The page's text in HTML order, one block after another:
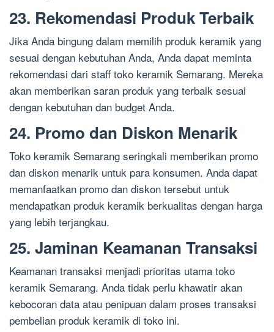
23. Rekomendasi Produk Terbaik
Jika Anda bingung dalam memilih produk keramik yang
sesuai dengan kebutuhan Anda, Anda dapat meminta
rekomendasi dari staff toko keramik Semarang. Mereka
akan memberikan saran produk yang terbaik sesuai
dengan kebutuhan dan budget Anda.
24. Promo dan Diskon Menarik
Toko keramik Semarang seringkali memberikan promo
dan diskon menarik untuk para konsumen. Anda dapat
memanfaatkan promo dan diskon tersebut untuk
mendapatkan produk keramik berkualitas dengan harga
yang lebih terjangkau.
25. Jaminan Keamanan Transaksi
Keamanan transaksi menjadi prioritas utama toko
keramik Semarang. Anda tidak perlu khawatir akan
kebocoran data atau penipuan dalam proses transaksi
pembelian produk keramik di toko ini.